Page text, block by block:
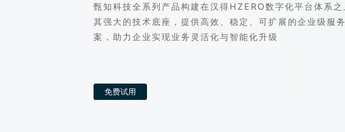
甄知科技全系列产品构建在汉得HZERO数字化平台体系
其强大的技术底座，提供高效、稳定、可扩展的企业级服
案，助力企业实现业务灵活化与智能化升级
免费试用